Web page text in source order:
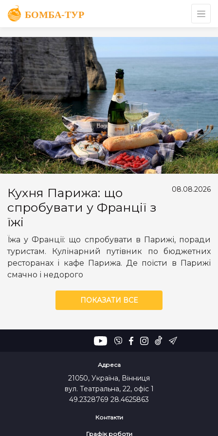
Кухня Парижа: що
спробувати у Франції з
їжі
08.08.2026
Їжа у Франції: що спробувати в Парижі, поради
туристам. Кулінарний путівник по бюджетних
ресторанах і кафе Парижа. Де поїсти в Парижі
смачно і недорого
ПОКАЗАТИ ВСЕ
Адреса
21050, Україна, Вінниця
вул. Театральна, 22, офіс 1
49.2328769 28.4625863
Контакти
Графік роботи